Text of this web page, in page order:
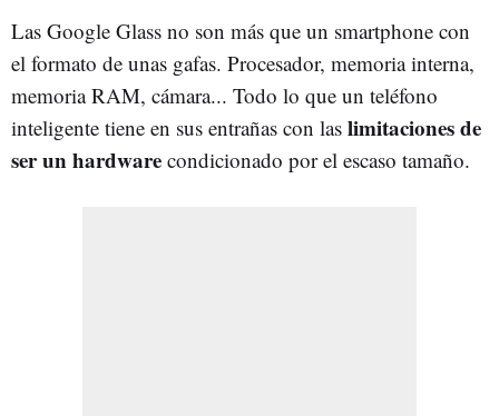
Las Google Glass no son más que un smartphone con
el formato de unas gafas. Procesador, memoria interna,
memoria RAM, cámara... Todo lo que un teléfono
inteligente tiene en sus entrañas con las limitaciones de
ser un hardware condicionado por el escaso tamaño.